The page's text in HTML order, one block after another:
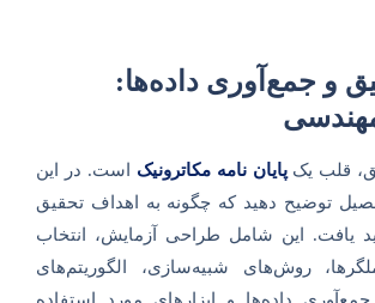
و جمع‌آوری داده‌ها:
قلب یکپایان نامه مکاترونیک است. در این
توضیح دهید که چگونه به اهداف تحقیق
یافت. این شامل طراحی آزمایش، انتخاب
روش‌های شبیه‌سازی، الگوریتم‌های
داده‌ها و ابزارهای مورد استفاده